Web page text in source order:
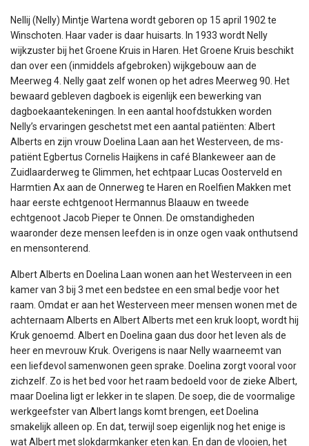
Nellij (Nelly) Mintje Wartena wordt geboren op 15 april 1902 te
Winschoten. Haar vader is daar huisarts. In 1933 wordt Nelly
wijkzuster bij het Groene Kruis in Haren. Het Groene Kruis beschikt
dan over een (inmiddels afgebroken) wijkgebouw aan de
Meerweg 4. Nelly gaat zelf wonen op het adres Meerweg 90. Het
bewaard gebleven dagboek is eigenlijk een bewerking van
dagboekaantekeningen. In een aantal hoofdstukken worden
Nelly’s ervaringen geschetst met een aantal patiënten: Albert
Alberts en zijn vrouw Doelina Laan aan het Westerveen, de ms-
patiënt Egbertus Cornelis Haijkens in café Blankeweer aan de
Zuidlaarderweg te Glimmen, het echtpaar Lucas Oosterveld en
Harmtien Ax aan de Onnerweg te Haren en Roelfien Makken met
haar eerste echtgenoot Hermannus Blaauw en tweede
echtgenoot Jacob Pieper te Onnen. De omstandigheden
waaronder deze mensen leefden is in onze ogen vaak onthutsend
en mensonterend.
Albert Alberts en Doelina Laan wonen aan het Westerveen in een
kamer van 3 bij 3 met een bedstee en een smal bedje voor het
raam. Omdat er aan het Westerveen meer mensen wonen met de
achternaam Alberts en Albert Alberts met een kruk loopt, wordt hij
Kruk genoemd. Albert en Doelina gaan dus door het leven als de
heer en mevrouw Kruk. Overigens is naar Nelly waarneemt van
een liefdevol samenwonen geen sprake. Doelina zorgt vooral voor
zichzelf. Zo is het bed voor het raam bedoeld voor de zieke Albert,
maar Doelina ligt er lekker in te slapen. De soep, die de voormalige
werkgeefster van Albert langs komt brengen, eet Doelina
smakelijk alleen op. En dat, terwijl soep eigenlijk nog het enige is
wat Albert met slokdarmkanker eten kan. En dan de vlooien, het